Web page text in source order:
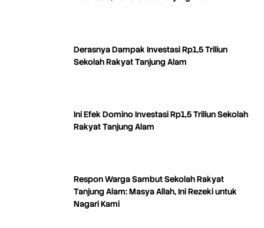
Derasnya Dampak Investasi Rp1,5 Triliun
Sekolah Rakyat Tanjung Alam
Ini Efek Domino Investasi Rp1,5 Triliun Sekolah
Rakyat Tanjung Alam
Respon Warga Sambut Sekolah Rakyat
Tanjung Alam: Masya Allah, Ini Rezeki untuk
Nagari Kami